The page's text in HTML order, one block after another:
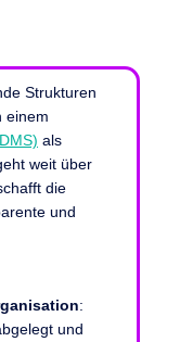
Strukturen
einem
als
weit über
die
und
:
und